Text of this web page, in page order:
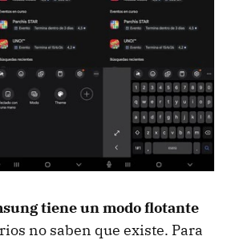
tiene un modo flotante
no saben que existe. Para